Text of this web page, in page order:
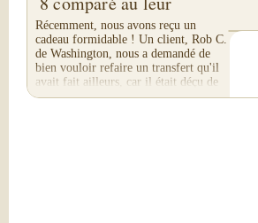
Récemment, nous avons reçu un
cadeau formidable ! Un client, Rob C.
de Washington, nous a demandé de
bien vouloir refaire un transfert qu'il
avait fait ailleurs, car il était déçu de
leur...